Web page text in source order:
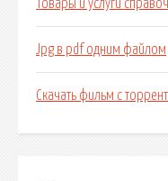
Товары и услуги
Jpg в pdf одним файлом
Скачать фильм с